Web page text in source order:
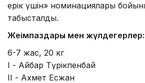
ерік үшін» номинациялары
табысталды.
Жеңімпаздары мен жүлдегерлер:
6-7 жас, 20 кг
I - Айбар Түрікпенбай
II - Ахмет Есжан